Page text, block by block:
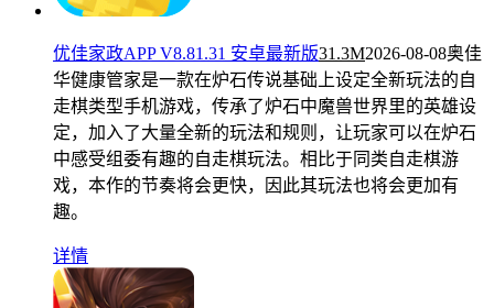
优佳家政APP V8.81.31 安卓最新版31.3M2026-08-08奥佳
华健康管家是一款在炉石传说基础上设定全新玩法的自
走棋类型手机游戏，传承了炉石中魔兽世界里的英雄设
定，加入了大量全新的玩法和规则，让玩家可以在炉石
中感受组委有趣的自走棋玩法。相比于同类自走棋游
戏，本作的节奏将会更快，因此其玩法也将会更加有
趣。
详情